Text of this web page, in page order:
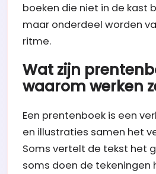
boeken die niet in de kast
maar onderdeel worden
ritme.
Wat zijn
waarom werken
Een prentenboek is een
en illustraties samen het
Soms vertelt de tekst het
soms doen de tekeningen